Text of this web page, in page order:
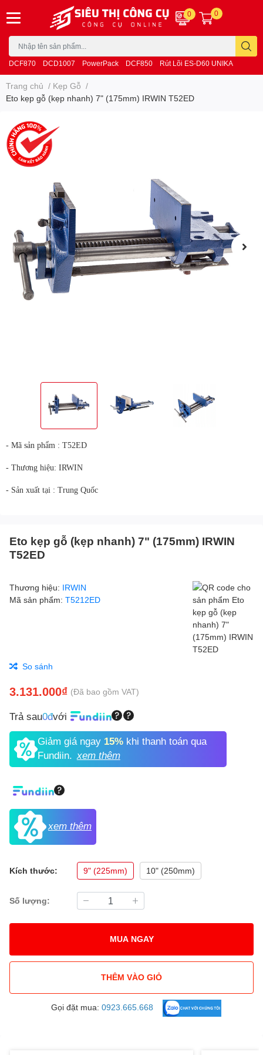
DCF870 DCD1007 PowerPack DCF850 Rút Lõi ES-D60 UNIKA
0 0
Trang chủ / Kẹp Gỗ /
Eto kẹp gỗ (kẹp nhanh) 7" (175mm) IRWIN T52ED
- Mã sản phẩm : T52ED
- Thương hiệu: IRWIN
- Sản xuất tại : Trung Quốc
Eto kẹp gỗ (kẹp nhanh) 7" (175mm) IRWIN
T52ED
Thương hiệu: IRWIN
Mã sản phẩm: T5212ED
So sánh
3.131.000₫ (Đã bao gồm VAT)
Trả sau0đvới
Giảm giá ngay 15%khi thanh toán qua
Fundiin. xem thêm
xem thêm
Kích thước: 9" (225mm) 10" (250mm)
Số lượng:
MUA NGAY
THÊM VÀO GIỎ
Gọi đặt mua: 0923.665.668